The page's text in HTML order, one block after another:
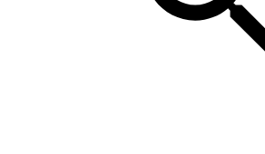
物誌第二版